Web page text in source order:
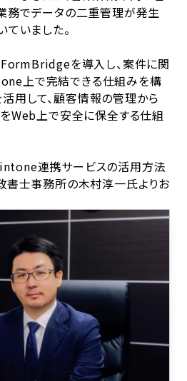
務でデータの二重管理が発生
いました。
を導入し、案件に関
上で完結できる仕組みを構
用して、顧客情報の管理から
Web上で安全に保全する仕組
連携サービスの活用方法
書士事務所の木村淳一氏よりお